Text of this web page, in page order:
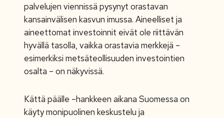
palvelujen viennissä pysynyt orastavan
kansainvälisen kasvun imussa. Aineelliset ja
aineettomat investoinnit eivät ole riittävän
hyvällä tasolla, vaikka orastavia merkkejä –
esimerkiksi metsäteollisuuden investointien
osalta – on näkyvissä.
Kättä päälle –hankkeen aikana Suomessa on
käyty monipuolinen keskustelu ja